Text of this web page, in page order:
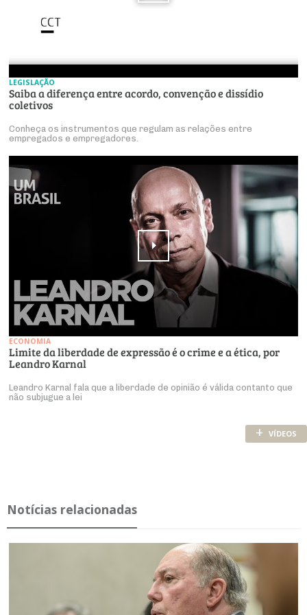
LEGISLAÇÃO
Saiba a diferença entre acordo, convenção e dissídio
coletivos
Conheça os instrumentos que regulam as relações entre
empregados e empregadores.
ECONOMIA
Limite da liberdade de expressão é o crime e a ética, por
Leandro Karnal
Leandro Karnal fala que a liberdade de opinião é válida contanto que
não subjugue a lei
+ VÍDEOS
Notícias relacionadas